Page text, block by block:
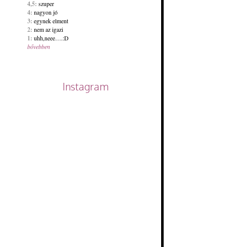
4,5: szuper
4: nagyon jó
3: egynek elment
2: nem az igazi
1: uhh,neee….:D
bővebben
Instagram